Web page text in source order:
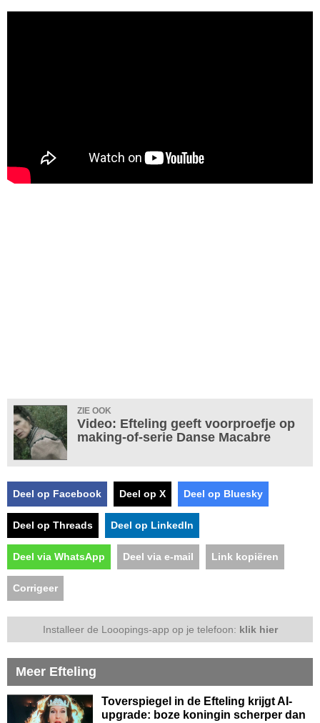
ZIE OOK
Video: Efteling geeft voorproefje op
making-of-serie Danse Macabre
Deel op Facebook Deel op X Deel op Bluesky
Deel op Threads Deel op LinkedIn
Deel via WhatsApp Deel via e-mail Link kopiëren
Corrigeer
Installeer de Looopings-app op je telefoon: klik hier
Meer Efteling
Toverspiegel in de Efteling krijgt AI-
upgrade: boze koningin scherper dan